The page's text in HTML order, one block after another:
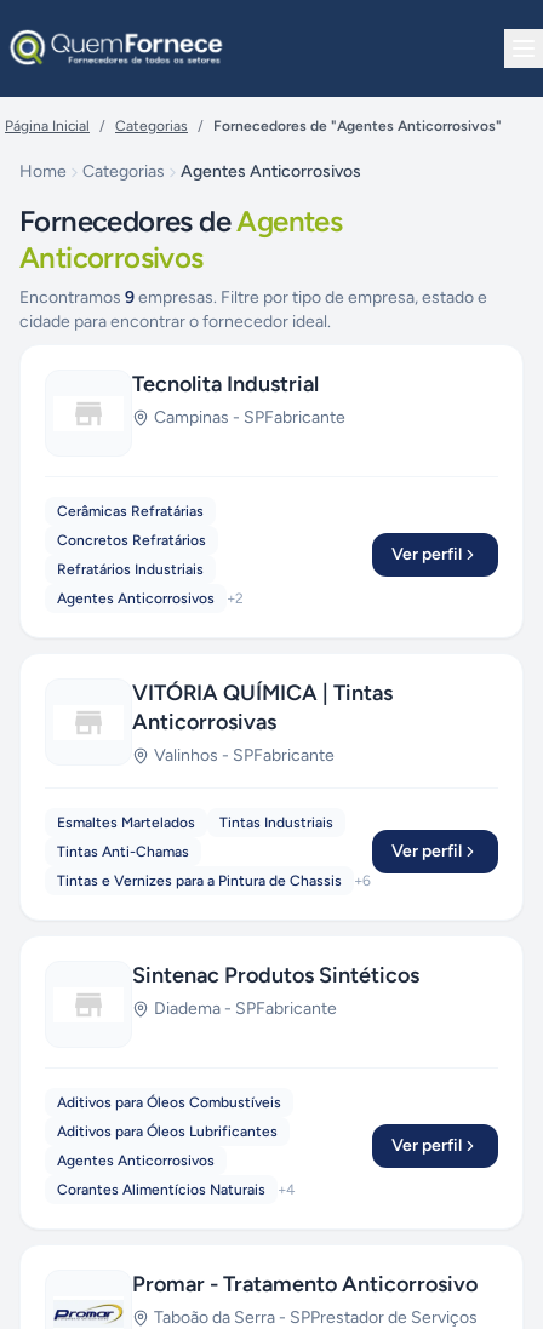
Página Inicial / Categorias / Fornecedores de "Agentes Anticorrosivos"
Home Categorias Agentes Anticorrosivos
Fornecedores deAgentes
Anticorrosivos
Encontramos 9empresas. Filtre por tipo de empresa, estado e
cidade para encontrar o fornecedor ideal.
Tecnolita Industrial
Campinas - SPFabricante
Cerâmicas Refratárias
Concretos Refratários
Refratários Industriais
Agentes Anticorrosivos
+2
Ver perfil
VITÓRIA QUÍMICA | Tintas
Anticorrosivas
Valinhos - SPFabricante
Esmaltes Martelados
Tintas Industriais
Tintas Anti-Chamas
Tintas e Vernizes para a Pintura de Chassis
+6
Ver perfil
Sintenac Produtos Sintéticos
Diadema - SPFabricante
Aditivos para Óleos Combustíveis
Aditivos para Óleos Lubrificantes
Agentes Anticorrosivos
Corantes Alimentícios Naturais
+4
Ver perfil
Promar - Tratamento Anticorrosivo
Taboão da Serra - SPPrestador de Serviços